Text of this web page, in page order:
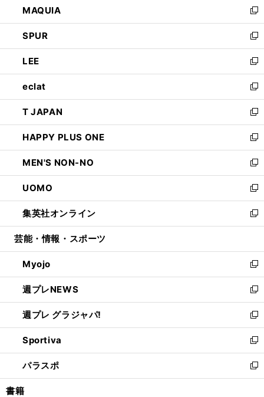
ド
ウ
で
開
く
ィ
ン
ド
ウ
で
開
く
い
ウ
ィ
ン
ド
ウ
で
開
く
MAQUIA
新
し
い
ウ
ィ
ン
ド
ウ
で
開
く
SPUR
新
し
い
ウ
ィ
ン
ド
ウ
で
開
く
LEE
新
し
い
ウ
ィ
ン
ド
ウ
で
開
く
eclat
新
し
い
ウ
ィ
ン
ド
ウ
で
開
く
T JAPAN
新
し
い
ウ
ィ
ン
ド
ウ
で
開
HAPPY PLUS ONE
新
し
い
ウ
ィ
ン
ド
ウ
開
く
MEN'S NON-NO
新
し
い
ウ
ィ
ン
ウ
で
開
く
UOMO
新
し
い
ウ
ン
ド
ウ
で
開
く
集英社オンライン
新
し
ウ
ィ
ン
ド
ウ
で
開
く
芸能・情報・スポーツ
Myojo
新
し
い
ウ
ィ
ン
ド
ウ
で
開
週プレNEWS
新
し
い
ウ
ィ
ン
ド
ウ
週プレ グラジャパ!
新
し
い
ウ
ィ
ン
Sportiva
新
し
い
ウ
パラスポ
新
し
書籍